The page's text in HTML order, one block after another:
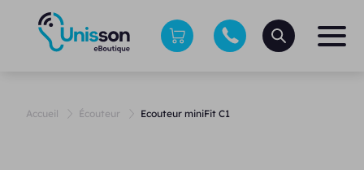
Accueil Écouteur Ecouteur miniFit C1